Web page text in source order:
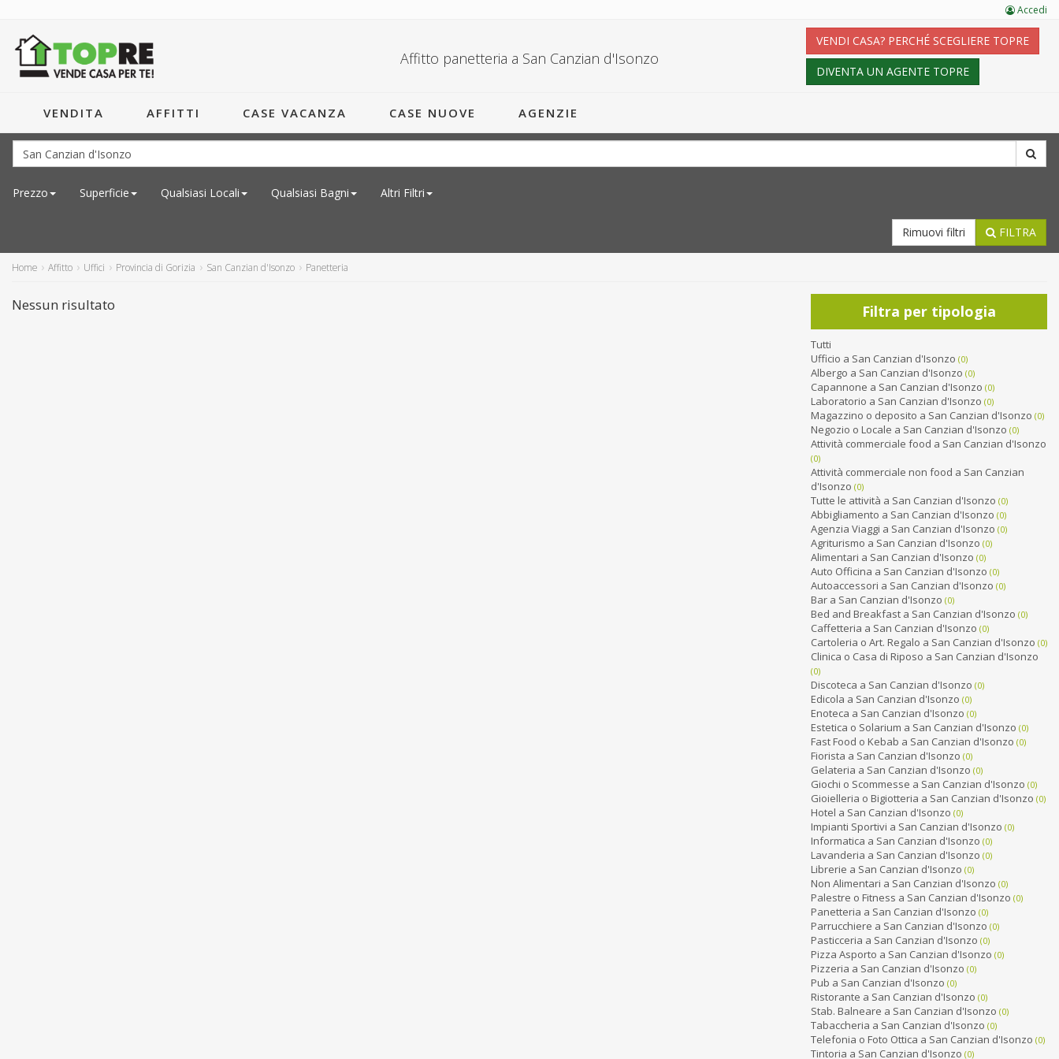
Affitto panetteria a San Canzian d'Isonzo
VENDI CASA? PERCHÉ SCEGLIERE TOPRE
DIVENTA UN AGENTE TOPRE
VENDITA AFFITTI CASE VACANZA CASE NUOVE AGENZIE
Prezzo Superficie Qualsiasi Locali Qualsiasi Bagni Altri Filtri
FILTRA
Rimuovi filtri
Home Affitto Uffici Provincia di Gorizia San Canzian d'Isonzo Panetteria
Nessun risultato Filtra per tipologia
Tutti
Ufficio a San Canzian d'Isonzo (0)
Albergo a San Canzian d'Isonzo (0)
Capannone a San Canzian d'Isonzo (0)
Laboratorio a San Canzian d'Isonzo (0)
Magazzino o deposito a San Canzian d'Isonzo (0)
Negozio o Locale a San Canzian d'Isonzo (0)
Attività commerciale food a San Canzian d'Isonzo
(0)
Attività commerciale non food a San Canzian
d'Isonzo (0)
Tutte le attività a San Canzian d'Isonzo (0)
Abbigliamento a San Canzian d'Isonzo (0)
Agenzia Viaggi a San Canzian d'Isonzo (0)
Agriturismo a San Canzian d'Isonzo (0)
Alimentari a San Canzian d'Isonzo (0)
Auto Officina a San Canzian d'Isonzo (0)
Autoaccessori a San Canzian d'Isonzo (0)
Bar a San Canzian d'Isonzo (0)
Bed and Breakfast a San Canzian d'Isonzo (0)
Caffetteria a San Canzian d'Isonzo (0)
Cartoleria o Art. Regalo a San Canzian d'Isonzo (0)
Clinica o Casa di Riposo a San Canzian d'Isonzo
(0)
Discoteca a San Canzian d'Isonzo (0)
Edicola a San Canzian d'Isonzo (0)
Enoteca a San Canzian d'Isonzo (0)
Estetica o Solarium a San Canzian d'Isonzo (0)
Fast Food o Kebab a San Canzian d'Isonzo (0)
Fiorista a San Canzian d'Isonzo (0)
Gelateria a San Canzian d'Isonzo (0)
Giochi o Scommesse a San Canzian d'Isonzo (0)
Gioielleria o Bigiotteria a San Canzian d'Isonzo (0)
Hotel a San Canzian d'Isonzo (0)
Impianti Sportivi a San Canzian d'Isonzo (0)
Informatica a San Canzian d'Isonzo (0)
Lavanderia a San Canzian d'Isonzo (0)
Librerie a San Canzian d'Isonzo (0)
Non Alimentari a San Canzian d'Isonzo (0)
Palestre o Fitness a San Canzian d'Isonzo (0)
Panetteria a San Canzian d'Isonzo (0)
Parrucchiere a San Canzian d'Isonzo (0)
Pasticceria a San Canzian d'Isonzo (0)
Pizza Asporto a San Canzian d'Isonzo (0)
Pizzeria a San Canzian d'Isonzo (0)
Pub a San Canzian d'Isonzo (0)
Ristorante a San Canzian d'Isonzo (0)
Stab. Balneare a San Canzian d'Isonzo (0)
Tabaccheria a San Canzian d'Isonzo (0)
Telefonia o Foto Ottica a San Canzian d'Isonzo (0)
Tintoria a San Canzian d'Isonzo (0)
Accedi